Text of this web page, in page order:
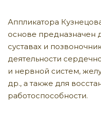
Аппликатора
основе предназначен
суставах и
деятельности
и нервной систем,
др., а также для
работоспособности.